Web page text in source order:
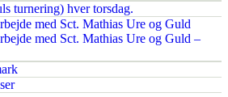
turnering) hver torsdag.
med Sct. Mathias Ure og Guld
med Sct. Mathias Ure og Guld –